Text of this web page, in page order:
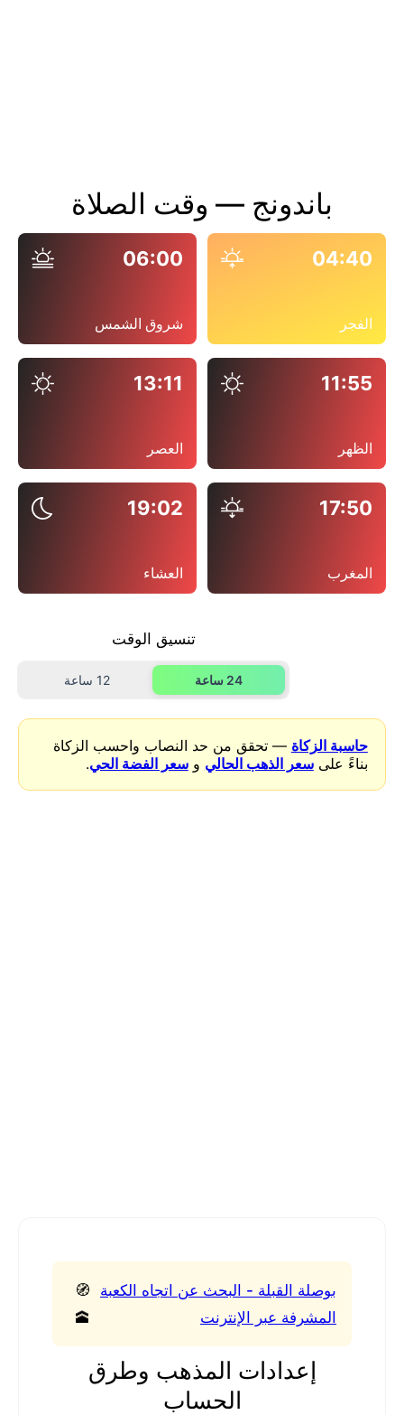
باندونج — وقت الصلاة
04:40
الفجر
06:00
شروق الشمس
11:55
الظهر
13:11
العصر
17:50
المغرب
19:02
العشاء
تنسيق الوقت
24 ساعة 12 ساعة
حاسبة الزكاة — تحقق من حد النصاب واحسب الزكاة
بناءً علىسعر الذهب الحالي وسعر الفضة الحي.
بوصلة القبلة - البحث عن اتجاه الكعبة
المشرفة عبر الإنترنت
🧭
🕋
إعدادات المذهب وطرق
الحساب